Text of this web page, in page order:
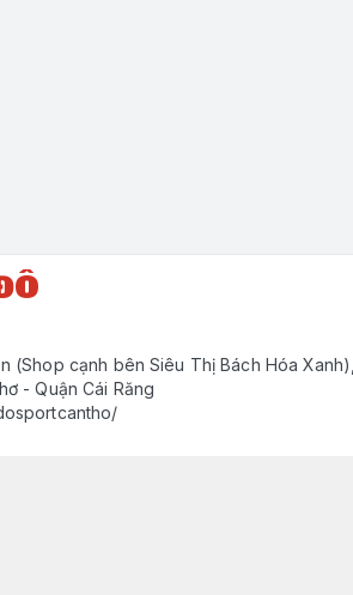
(Shop cạnh bên Siêu Thị Bách Hóa Xanh),
- Quận Cái Răng